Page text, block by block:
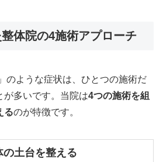
体院の4施術アプローチ
のような症状は、ひとつの施術だ
が多いです。当院は4つの施術を組
るのが特徴です。
土台を整える